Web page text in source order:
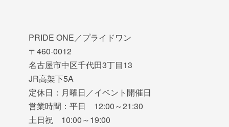
PRIDE ONE／プライドワン
〒460-0012
名古屋市中区千代田3丁目13
JR高架下5A
定休日：月曜日／イベント開催日
営業時間：平日 12:00～21:30
土日祝 10:00～19:00